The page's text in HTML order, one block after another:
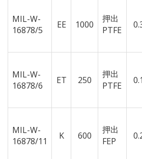
MIL-W-
16878/5
EE 1000
押出
PTFE
MIL-W-
16878/6
ET 250
押出
PTFE
MIL-W-
16878/11
K 600
押出
FEP